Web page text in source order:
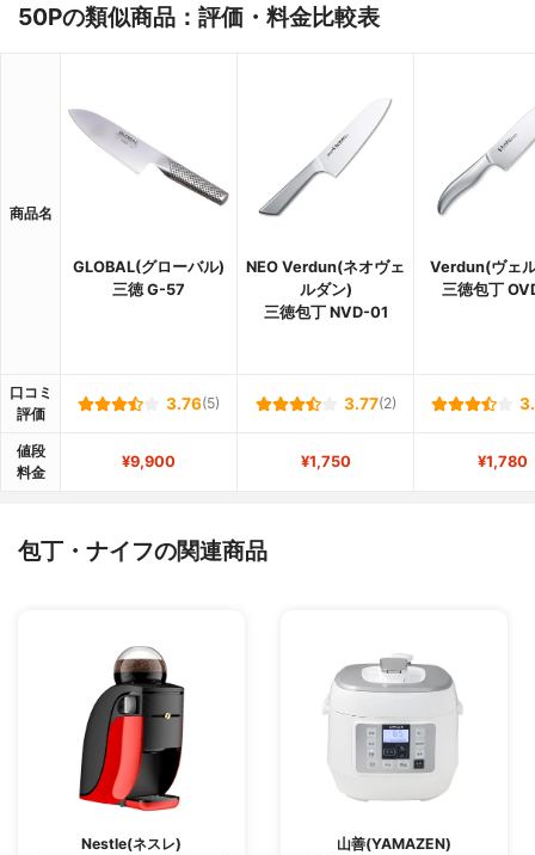
50Pの類似商品：評価・料金比較表
商品名
GLOBAL(グローバル)
三徳 G-57
NEO Verdun(ネオヴェ
ルダン)
三徳包丁 NVD-01
Verdun(ヴェ
三徳包丁
口コミ
評価
3.76(5) 3.77(2)
値段
料金
¥9,900 ¥1,750 ¥1,780
包丁・ナイフの関連商品
Nestle(ネスレ)
山善(YAMAZEN)